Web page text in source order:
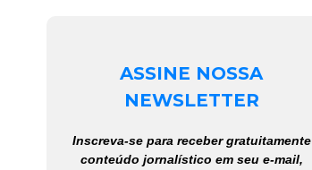
ASSINE NOSSA
NEWSLETTER
Inscreva-se para receber gratuitamente
conteúdo jornalístico em seu e-mail,